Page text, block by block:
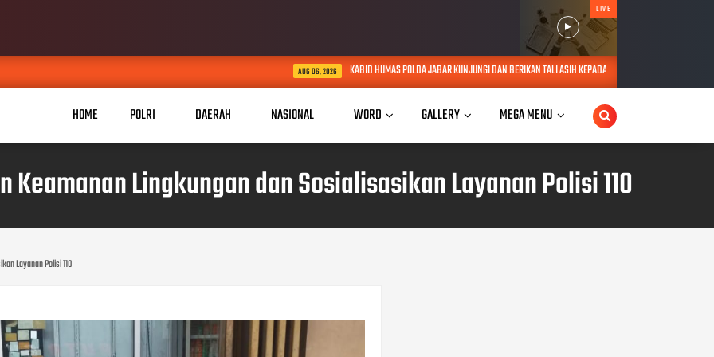
LIVE
KABID HUMAS POLDA JABAR KUNJUNGI DAN BERIKAN TALI ASIH KEPADA LANSIA SEBATANG KARA DI JATINANGOR
HOME POLRI DAERAH NASIONAL WORD GALLERY MEGA MENU
Keamanan Lingkungan dan Sosialisasikan Layanan Polisi 110
Layanan Polisi 110